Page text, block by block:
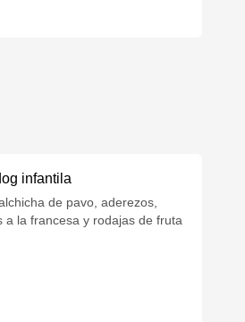
infantila
de pavo, aderezos,
a la francesa y rodajas de fruta